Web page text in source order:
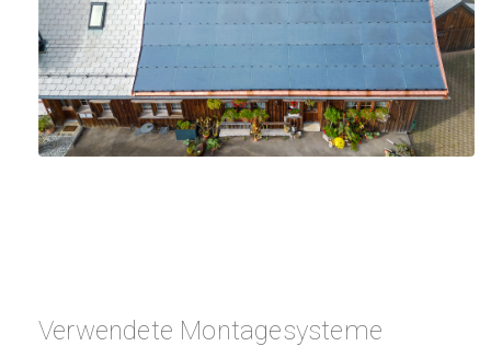
Verwendete Montagesysteme